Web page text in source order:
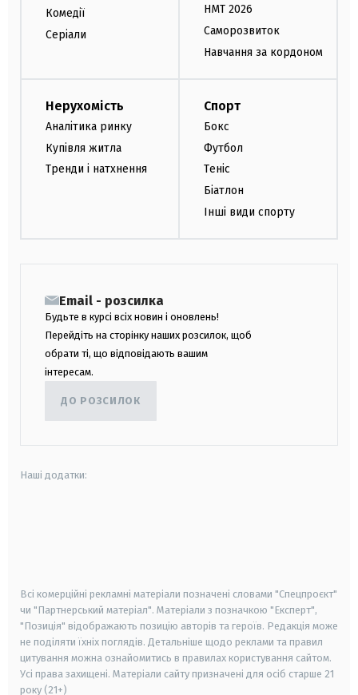
Комедії
Серіали
НМТ 2026
Саморозвиток
Навчання за кордоном
Нерухомість
Аналітика ринку
Купівля житла
Тренди і натхнення
Спорт
Бокс
Футбол
Теніс
Біатлон
Інші види спорту
Email - розсилка
Будьте в курсі всіх новин і оновлень!
Перейдіть на сторінку наших розсилок, щоб
обрати ті, що відповідають вашим
інтересам.
ДО РОЗСИЛОК
Наші додатки:
Всі комерційні рекламні матеріали позначені словами "Спецпроєкт"
чи "Партнерський матеріал". Матеріали з позначкою "Експерт",
"Позиція" відображають позицію авторів та героїв. Редакція може
не поділяти їхніх поглядів. Детальніше щодо реклами та правил
цитування можна ознайомитись в правилах користування сайтом.
Усі права захищені. Матеріали сайту призначені для осіб старше 21
року (21+)